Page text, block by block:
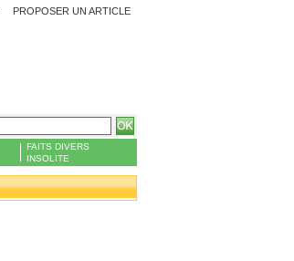
PROPOSER UN ARTICLE
FAITS DIVERS
INSOLITE